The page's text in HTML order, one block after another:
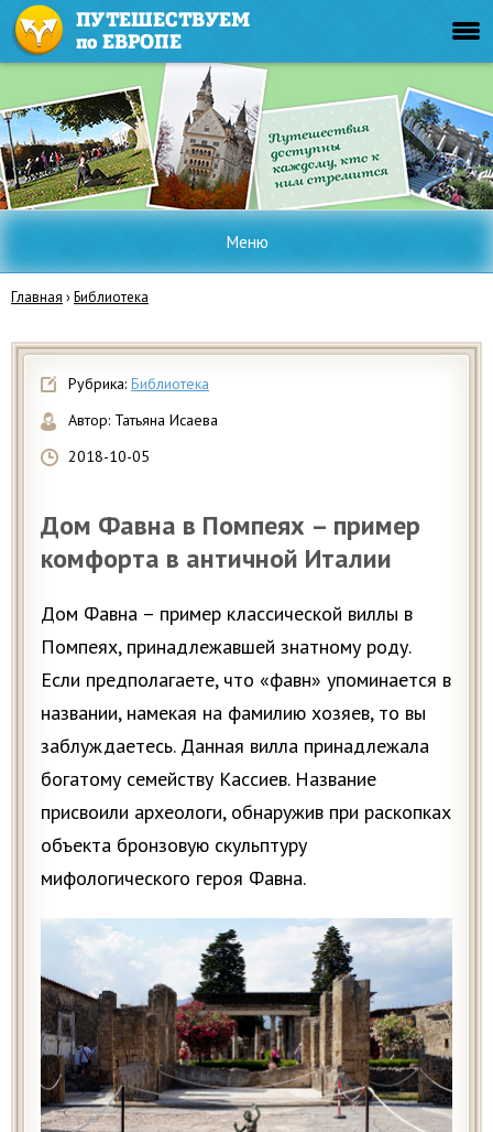
Меню
Главная ›Библиотека
Рубрика: Библиотека
Автор: Татьяна Исаева
2018-10-05
Дом Фавна в Помпеях – пример
комфорта в античной Италии
Дом Фавна – пример классической виллы в
Помпеях, принадлежавшей знатному роду.
Если предполагаете, что «фавн» упоминается в
названии, намекая на фамилию хозяев, то вы
заблуждаетесь. Данная вилла принадлежала
богатому семейству Кассиев. Название
присвоили археологи, обнаружив при раскопках
объекта бронзовую скульптуру
мифологического героя Фавна.